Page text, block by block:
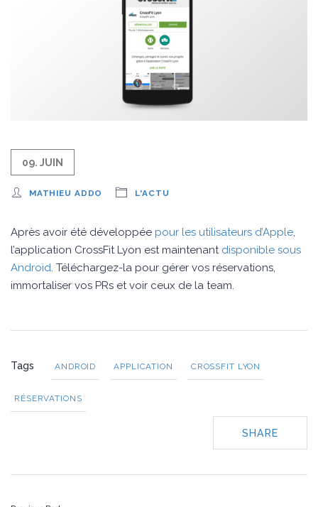
09. JUIN
MATHIEU ADDO L'ACTU
Après avoir été développée pour les utilisateurs d’Apple,
l’application CrossFit Lyon est maintenant disponible sous
Android. Téléchargez-la pour gérer vos réservations,
immortaliser vos PRs et voir ceux de la team.
Tags ANDROID APPLICATION CROSSFIT LYON
RÉSERVATIONS
SHARE